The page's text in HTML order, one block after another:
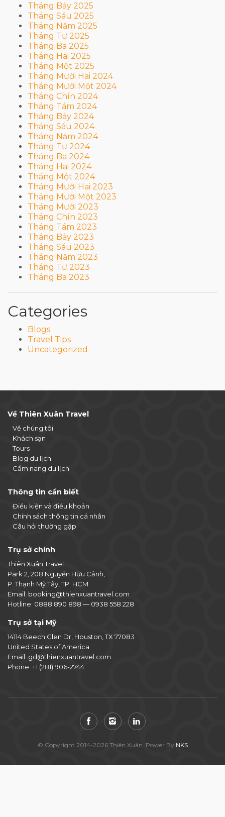
Tháng Bảy 2025
Tháng Sáu 2025
Tháng Năm 2025
Tháng Tư 2025
Tháng Ba 2025
Tháng Hai 2025
Tháng Một 2025
Tháng Mười Hai 2024
Tháng Mười Một 2024
Tháng Chín 2024
Tháng Tám 2024
Tháng Bảy 2024
Tháng Sáu 2024
Tháng Năm 2024
Tháng Tư 2024
Tháng Ba 2024
Tháng Hai 2024
Tháng Một 2024
Tháng Mười Hai 2023
Tháng Mười Một 2023
Tháng Mười 2023
Tháng Chín 2023
Tháng Tám 2023
Tháng Bảy 2023
Tháng Sáu 2023
Tháng Năm 2023
Tháng Tư 2023
Tháng Ba 2023
Categories
Blogs
Travel Tips
Uncategorized
Về Thiên Xuân Travel
Về chúng tôi
Khách sạn
Tours
Blog du lịch
Cẩm nang du lịch
Thông tin cần biết
Điều kiện và điều khoản
Chính sách thông tin cá nhân
Câu hỏi thường gặp
Trụ sở chính
Thiên Xuân Travel
Park 2, 208 Nguyễn Hữu Cảnh,
P. Thạnh Mỹ Tây, TP. HCM
Email: booking@thienxuantravel.com
Hotline: 0888 890 898 — 0938 558 228
Trụ sở tại Mỹ
14114 Beech Glen Dr, Houston, TX 77083
United States of America
Email: gd@thienxuantravel.com
Phone: +1 (281) 906-2744
© Copyright 2014-2026 Thiên Xuân. Power By NKS